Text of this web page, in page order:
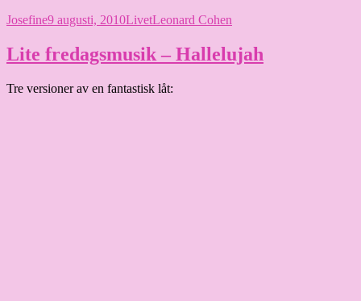
Författare
JosefinePublicerat
9 augusti, 2010Kategorier
LivetEtiketter
Leonard Cohen
Lite fredagsmusik – Hallelujah
Tre versioner av en fantastisk låt: